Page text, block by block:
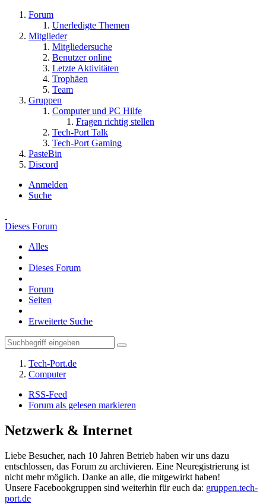
Forum
Unerledigte Themen
Mitglieder
Mitgliedersuche
Benutzer online
Letzte Aktivitäten
Trophäen
Team
Gruppen
Computer und PC Hilfe
Fragen richtig stellen
Tech-Port Talk
Tech-Port Gaming
PasteBin
Discord
Anmelden
Suche
Dieses Forum
Alles
Dieses Forum
Forum
Seiten
Erweiterte Suche
Tech-Port.de
Computer
RSS-Feed
Forum als gelesen markieren
Netzwerk & Internet
Liebe Besucher, nach 10 Jahren Betrieb haben wir uns dazu
entschlossen, das Forum zu archivieren. Eine Neuregistrierung ist
nicht mehr möglich. Danke an alle, die mitgewirkt haben!
Unsere Facebookgruppen sind weiterhin für euch da: gruppen.tech-
port.de